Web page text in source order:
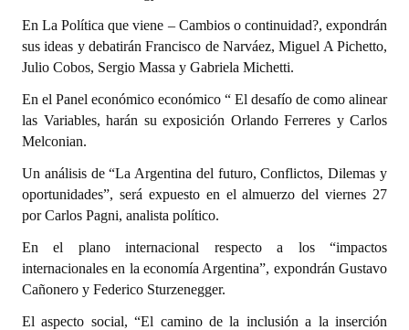
Noticias Destacadas
Registros y Distinciones
Datos Históricos
Premio al Mérito - Registro
Audiencias Públicas - Registro
Mujeres que Dejaron Huellas - Registro
Periodistas Decanos - Registro
Ciudadano Ilustre - Registro
Banca del Vecino - Registro
En La Política que viene – Cambios o continuidad?, expondrán
sus ideas y debatirán Francisco de Narváez, Miguel A Pichetto,
Julio Cobos, Sergio Massa y Gabriela Michetti.
En el Panel económico económico “ El desafío de como alinear
las Variables, harán su exposición Orlando Ferreres y Carlos
Melconian.
Un análisis de “La Argentina del futuro, Conflictos, Dilemas y
oportunidades”, será expuesto en el almuerzo del viernes 27
por Carlos Pagni, analista político.
En el plano internacional respecto a los “impactos
internacionales en la economía Argentina”, expondrán Gustavo
Cañonero y Federico Sturzenegger.
El aspecto social, “El camino de la inclusión a la inserción